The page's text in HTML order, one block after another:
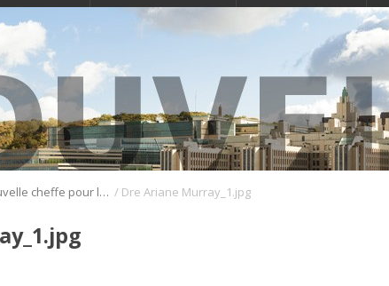
Une nouvelle cheffe pour le DRMG de Montréal / Dre Ariane Murray_1.jpg